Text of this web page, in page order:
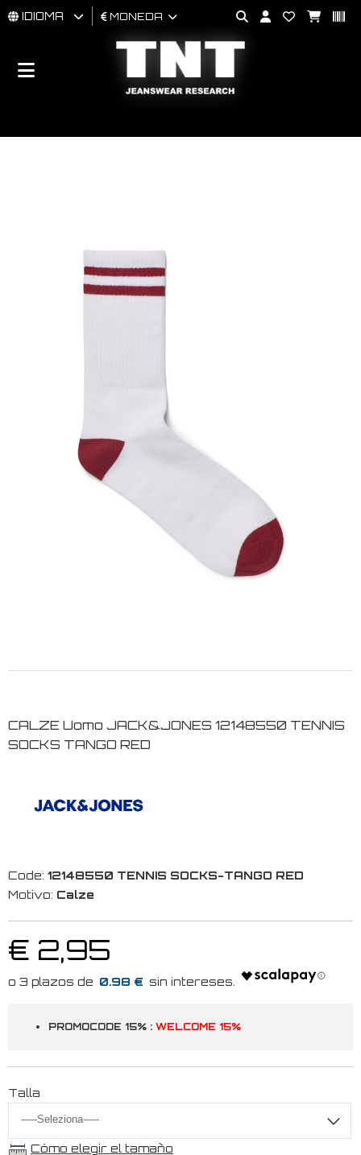
HOMBRES
BRAND
IDIOMA MONEDA
CALZE Uomo JACK&JONES 12148550 TENNIS
SOCKS TANGO RED
Code: 12148550 TENNIS SOCKS-TANGO RED
Motivo: Calze
€ 2,95
0.98 €
PROMOCODE 15% : WELCOME 15%
Talla
Cómo elegir el tamaño